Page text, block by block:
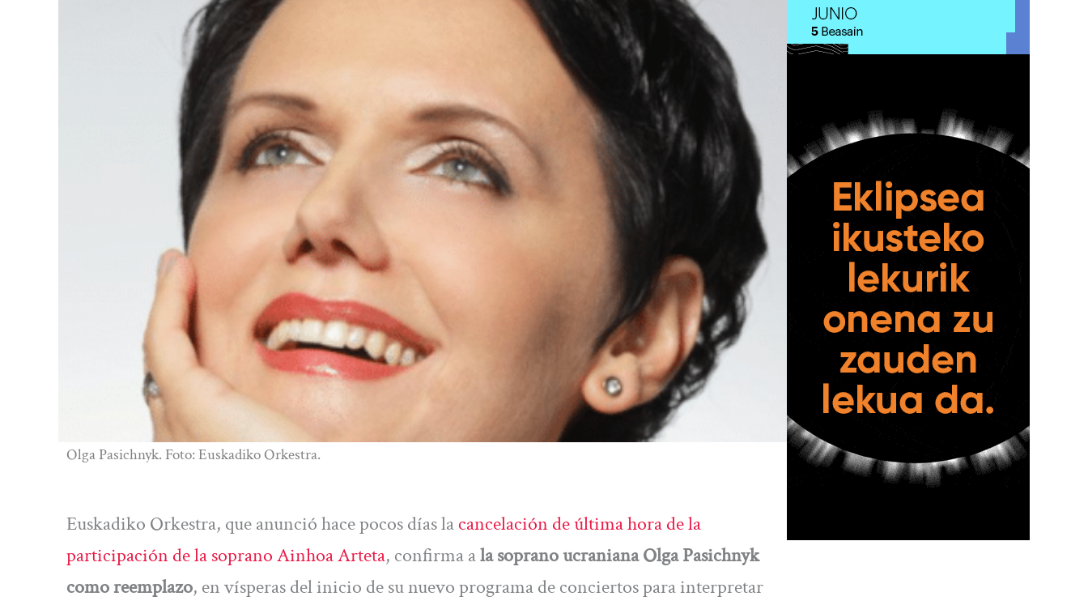
Olga Pasichnyk. Foto: Euskadiko Orkestra.
Euskadiko Orkestra, que anunció hace pocos días lacancelación de última hora de la
participación de la soprano Ainhoa Arteta, confirma ala soprano ucraniana Olga Pasichnyk
como reemplazo, en vísperas del inicio de su nuevo programa de conciertos para interpretar